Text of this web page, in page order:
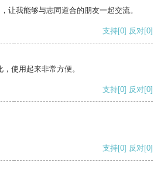
让我能够与志同道合的朋友一起交流。
支持[0] 反对[0]
使用起来非常方便。
支持[0] 反对[0]
支持[0] 反对[0]